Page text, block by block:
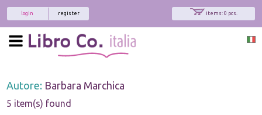
items: 0 pcs.
register
login
Autore: Barbara Marchica
5 item(s) found